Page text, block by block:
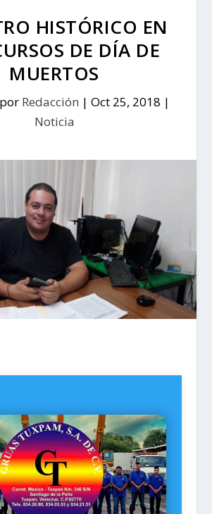
HISTÓRICO EN
DE DÍA DE
MUERTOS
Redacción | Oct 25, 2018 |
Noticia